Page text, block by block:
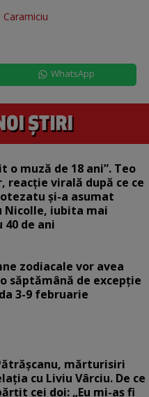
Caramiciu
WhatsApp
o muză de 18 ani”. Teo
reacție virală după ce ce
și-a asumat
Nicolle, iubita mai
40 de ani
zodiacale vor avea
săptămână de excepție
3-9 februarie
mărturisiri
cu Liviu Vârciu. De ce
cei doi: „Eu mi-aș fi